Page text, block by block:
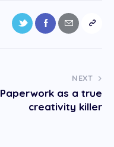
NEXT
Paperwork as a true
creativity killer